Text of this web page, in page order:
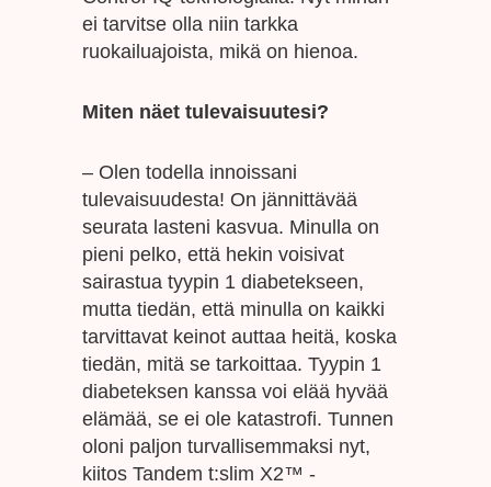
ei tarvitse olla niin tarkka
ruokailuajoista, mikä on hienoa.
Miten näet tulevaisuutesi?
– Olen todella innoissani
tulevaisuudesta! On jännittävää
seurata lasteni kasvua. Minulla on
pieni pelko, että hekin voisivat
sairastua tyypin 1 diabetekseen,
mutta tiedän, että minulla on kaikki
tarvittavat keinot auttaa heitä, koska
tiedän, mitä se tarkoittaa. Tyypin 1
diabeteksen kanssa voi elää hyvää
elämää, se ei ole katastrofi. Tunnen
oloni paljon turvallisemmaksi nyt,
kiitos Tandem t:slim X2™ -